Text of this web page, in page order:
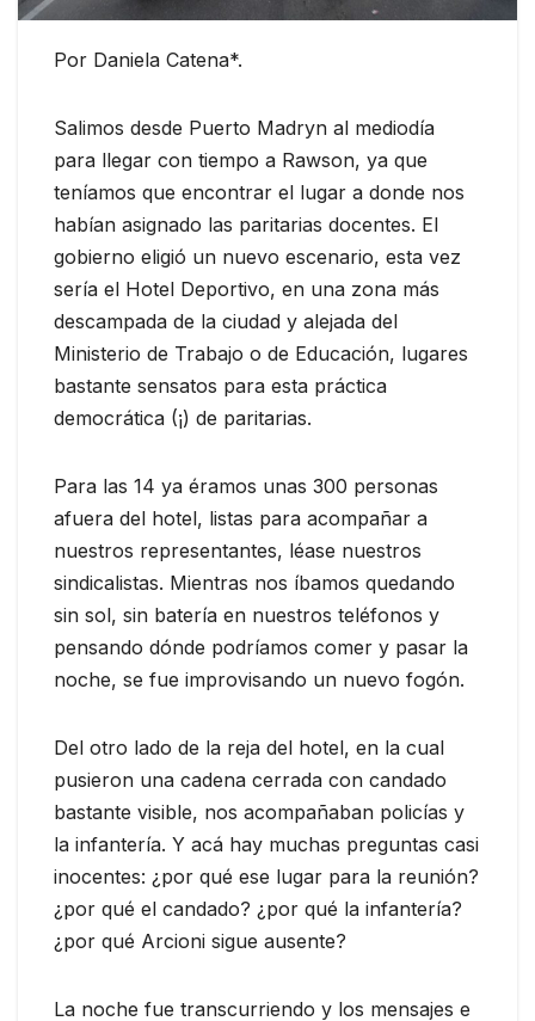
Por Daniela Catena*.
Salimos desde Puerto Madryn al mediodía
para llegar con tiempo a Rawson, ya que
teníamos que encontrar el lugar a donde nos
habían asignado las paritarias docentes. El
gobierno eligió un nuevo escenario, esta vez
sería el Hotel Deportivo, en una zona más
descampada de la ciudad y alejada del
Ministerio de Trabajo o de Educación, lugares
bastante sensatos para esta práctica
democrática (¡) de paritarias.
Para las 14 ya éramos unas 300 personas
afuera del hotel, listas para acompañar a
nuestros representantes, léase nuestros
sindicalistas. Mientras nos íbamos quedando
sin sol, sin batería en nuestros teléfonos y
pensando dónde podríamos comer y pasar la
noche, se fue improvisando un nuevo fogón.
Del otro lado de la reja del hotel, en la cual
pusieron una cadena cerrada con candado
bastante visible, nos acompañaban policías y
la infantería. Y acá hay muchas preguntas casi
inocentes: ¿por qué ese lugar para la reunión?
¿por qué el candado? ¿por qué la infantería?
¿por qué Arcioni sigue ausente?
La noche fue transcurriendo y los mensajes e